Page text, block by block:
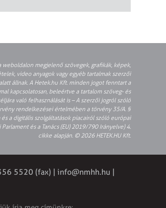
weboldalon megjelenő szövegek, grafikák, képek,
video anyagok vagy egyéb tartalmak szerzői
állnak. A Hetek.hu Kft. minden jogot fenntart a
kapcsolatosan, beleértve a tartalom szöveg- és
való felhasználását is – A szerzői jogról szóló
rendelkezései értelmében a törvény 35/A. §
és a digitális szolgáltatások piacairól szóló európai
és a Tanács (EU) 2019/790 Irányelve) 4.
cikke alapján. © 2026 HETEK.HU Kft.
5520 (fax) | info@nmhh.hu